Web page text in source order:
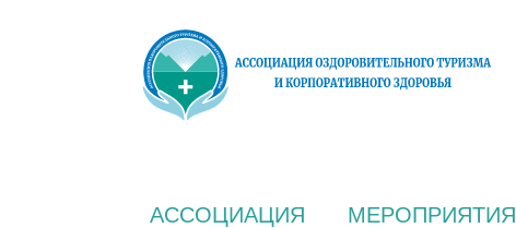
АССОЦИАЦИЯ МЕРОПРИЯТИЯ